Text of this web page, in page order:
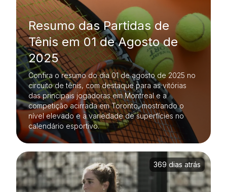
Resumo das Partidas de
Tênis em 01 de Agosto de
2025
Confira o resumo do dia 01 de agosto de 2025 no
circuito de tênis, com destaque para as vitórias
das principais jogadoras em Montreal e a
competição acirrada em Toronto, mostrando o
nível elevado e a variedade de superfícies no
calendário esportivo.
369 dias atrás